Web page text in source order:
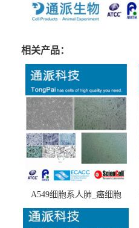
相关产品：
A549细胞系人肺_癌细胞
(A549细胞)